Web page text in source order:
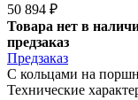
50 894 ₽
Товара нет в
предзаказ
Предзаказ
С кольцами на
Технические